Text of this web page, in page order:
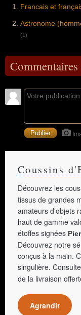
Francais et
Astronome
(1)
Commentaires
Coussins
Découvrez les
tissus de grandes
amateurs d'objets
haut de gamme
étoffes signées
Découvrez notre
conçus à la main.
singulière.
de la livraison
Agrandir